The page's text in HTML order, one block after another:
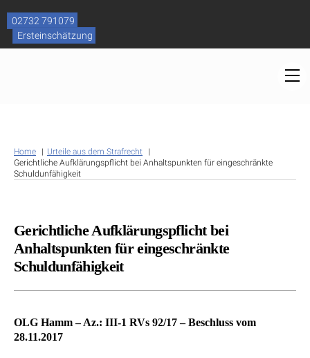
content
02732 791079
Ersteinschätzung
Home
Urteile aus dem Strafrecht
Gerichtliche Aufklärungspflicht bei Anhaltspunkten für eingeschränkte
Schuldunfähigkeit
Gerichtliche Aufklärungspflicht bei
Anhaltspunkten für eingeschränkte
Schuldunfähigkeit
OLG Hamm – Az.: III-1 RVs 92/17 – Beschluss vom
28.11.2017